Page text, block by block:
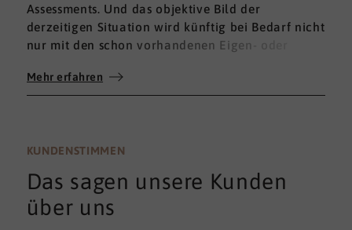
Assessments. Und das objektive Bild der
derzeitigen Situation wird künftig bei Bedarf nicht
nur mit den schon vorhandenen Eigen- oder
umfassenden 360°-Feedback.
Mehr erfahren
KUNDENSTIMMEN
Das sagen unsere Kunden
über uns